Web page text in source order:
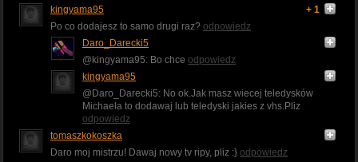
kingyama95
+ 1
Po co dodajesz to samo drugi raz? odpowiedz
Daro_Darecki5
@kingyama95: Bo chce odpowiedz
kingyama95
@Daro_Darecki5: No ok.Jak masz wiecej teledysków
Michaela to dodawaj lub teledyski jakies z vhs.Pliz
odpowiedz
tomaszkokoszka
Daro moj mistrzu! Dawaj nowy tv ripy, pliz :} odpowiedz